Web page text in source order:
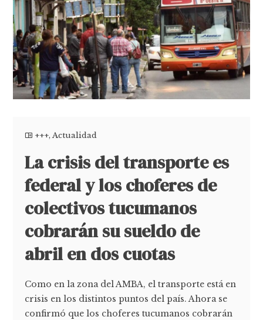
+++,Actualidad
La crisis del transporte es
federal y los choferes de
colectivos tucumanos
cobrarán su sueldo de
abril en dos cuotas
Como en la zona del AMBA, el transporte está en
crisis en los distintos puntos del país. Ahora se
confirmó que los choferes tucumanos cobrarán